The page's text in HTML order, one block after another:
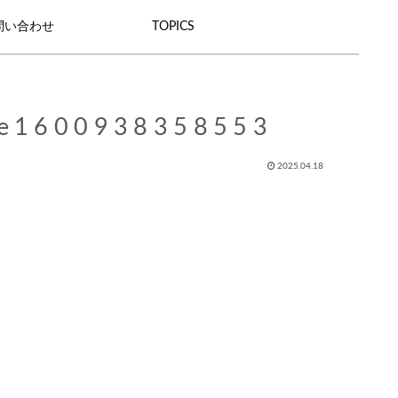
い合わせ TOPICS
2025.04.18